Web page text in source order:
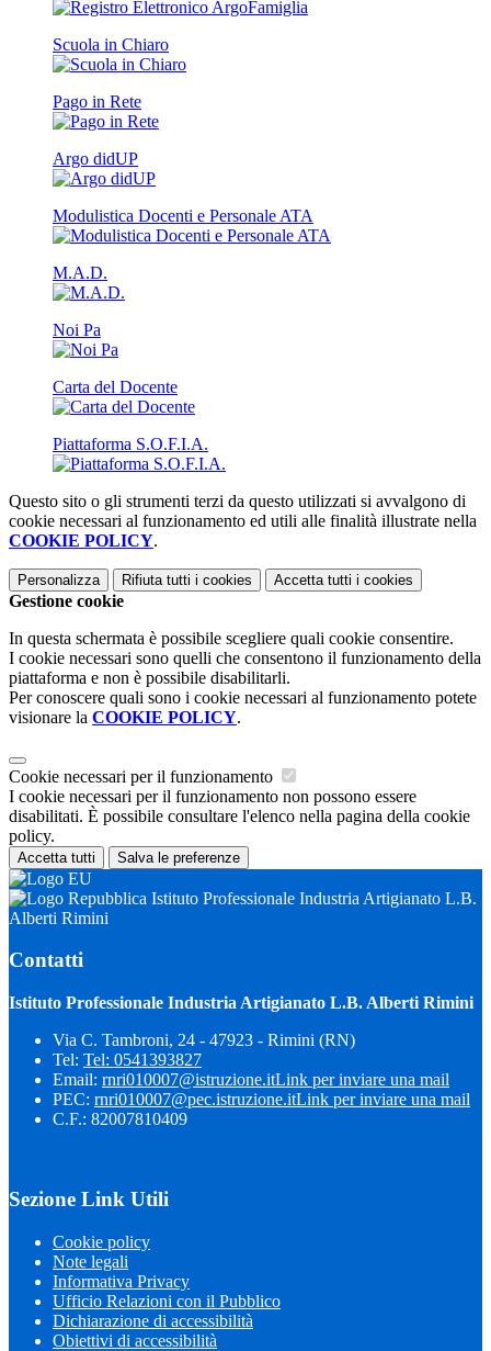
Scuola in Chiaro
Pago in Rete
Argo didUP
Modulistica Docenti e Personale ATA
M.A.D.
Noi Pa
Carta del Docente
Piattaforma S.O.F.I.A.
Questo sito o gli strumenti terzi da questo utilizzati si avvalgono di
cookie necessari al funzionamento ed utili alle finalità illustrate nella
COOKIE POLICY.
Personalizza Rifiuta tutti i cookies Accetta tutti i cookies
Gestione cookie
In questa schermata è possibile scegliere quali cookie consentire.
I cookie necessari sono quelli che consentono il funzionamento della
piattaforma e non è possibile disabilitarli.
Per conoscere quali sono i cookie necessari al funzionamento potete
visionare la COOKIE POLICY.
Cookie necessari per il funzionamento
I cookie necessari per il funzionamento non possono essere
disabilitati. È possibile consultare l'elenco nella pagina della cookie
policy.
Accetta tutti Salva le preferenze
Istituto Professionale Industria Artigianato L.B.
Alberti Rimini
Contatti
Istituto Professionale Industria Artigianato L.B. Alberti Rimini
Via C. Tambroni, 24 - 47923 - Rimini (RN)
Tel: Tel: 0541393827
Email: rnri010007@istruzione.itLink per inviare una mail
PEC: rnri010007@pec.istruzione.itLink per inviare una mail
C.F.: 82007810409
Sezione Link Utili
Cookie policy
Note legali
Informativa Privacy
Ufficio Relazioni con il Pubblico
Dichiarazione di accessibilità
Obiettivi di accessibilità